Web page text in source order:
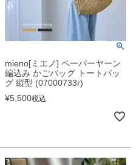
mieno[ミエノ] ペーパーヤーン
編込み かごバッグ トートバッ
グ 縦型 (07000733r)
¥5,500税込